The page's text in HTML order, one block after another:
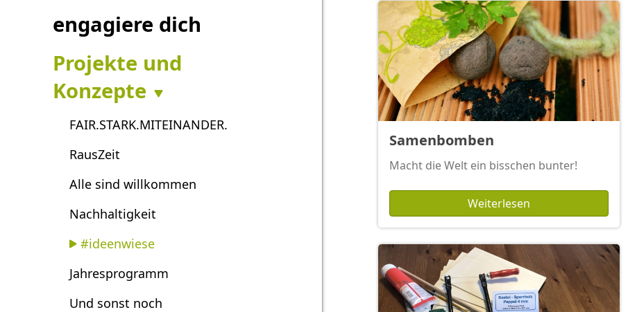
engagiere dich
Projekte und
Konzepte
FAIR.STARK.MITEINANDER.
RausZeit
Alle sind willkommen
Nachhaltigkeit
#ideenwiese
Jahresprogramm
Und sonst noch
Samenbomben
Macht die Welt ein bisschen bunter!
Weiterlesen